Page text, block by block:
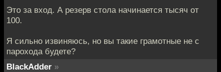
Это за вход. А резерв стола начинается тысяч от
100.
Я сильно извиняюсь, но вы такие грамотные не с
парохода будете?
BlackAdder »